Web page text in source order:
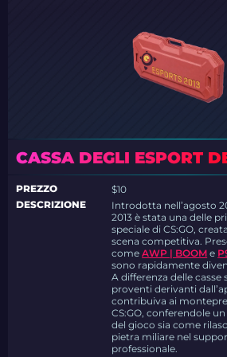
CASSA DEGLI ESPORT
PREZZO
$10
DESCRIZIONE
Introdotta nell’agosto
2013 è stata una delle
speciale di CS:GO,
scena competitiva.
comeAWP | BOOM e
sono rapidamente
A differenza delle
proventi derivanti
contribuiva ai
CS:GO, conferendole
del gioco sia come
pietra miliare nel
professionale.